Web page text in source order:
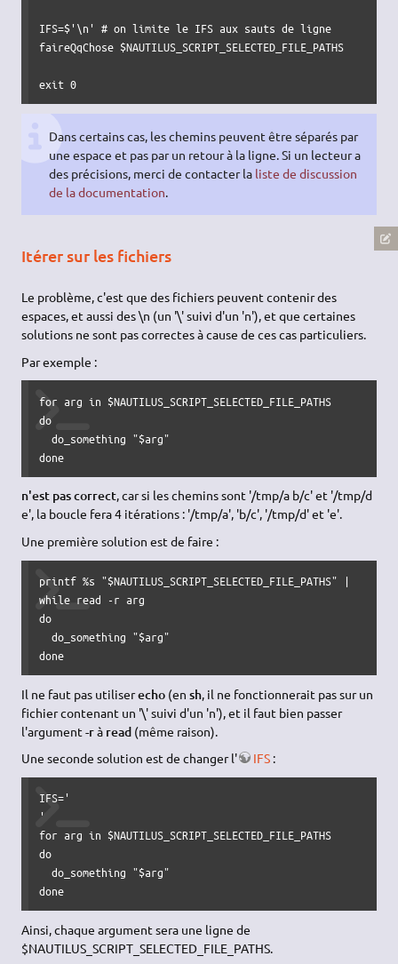
IFS=$'\n' # on limite le IFS aux sauts de ligne
faireQqChose $NAUTILUS_SCRIPT_SELECTED_FILE_PATHS
exit 0
Dans certains cas, les chemins peuvent être séparés par
une espace et pas par un retour à la ligne. Si un lecteur a
des précisions, merci de contacter la liste de discussion
de la documentation.
Itérer sur les fichiers
Le problème, c'est que des fichiers peuvent contenir des
espaces, et aussi des \n (un '\' suivi d'un 'n'), et que certaines
solutions ne sont pas correctes à cause de ces cas particuliers.
Par exemple :
for arg in $NAUTILUS_SCRIPT_SELECTED_FILE_PATHS
do
  do_something
"$arg"
done
n'est pas correct, car si les chemins sont '/tmp/a b/c' et '/tmp/d
e', la boucle fera 4 itérations : '/tmp/a', 'b/c', '/tmp/d' et 'e'.
Une première solution est de faire :
printf %s "$NAUTILUS_SCRIPT_SELECTED_FILE_PATHS"
|
while read -r
do
  do_something
"$arg"
done
Il ne faut pas utiliserecho (ensh, il ne fonctionnerait pas sur un
fichier contenant un '\' suivi d'un 'n'), et il faut bien passer
l'argument-rà read (même raison).
Une seconde solution est de changer l'
IFS :
IFS='
'
for arg in $NAUTILUS_SCRIPT_SELECTED_FILE_PATHS
do
  do_something
"$arg"
done
Ainsi, chaque argument sera une ligne de
$NAUTILUS_SCRIPT_SELECTED_FILE_PATHS.